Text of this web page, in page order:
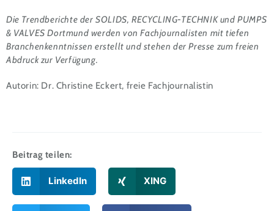
Die Trendberichte derSOLIDS, RECYCLING-TECHNIK und PUMPS
& VALVES Dortmund werden von Fachjournalisten mit tiefen
Branchenkenntnissen erstellt und stehen der Presse zum freien
Abdruck zur Verfügung.
Autorin: Dr. Christine Eckert, freie Fachjournalistin
Beitrag teilen:
LinkedIn XING